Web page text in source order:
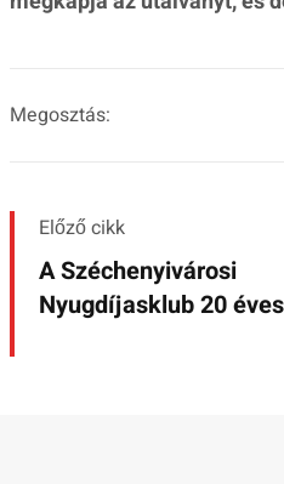
Megosztás:
Előző cikk
A Széchenyivárosi
Nyugdíjasklub 20